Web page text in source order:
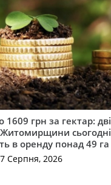
1609 грн за гектар: дві
сьогодні
в оренду понад 49 га
Серпня, 2026